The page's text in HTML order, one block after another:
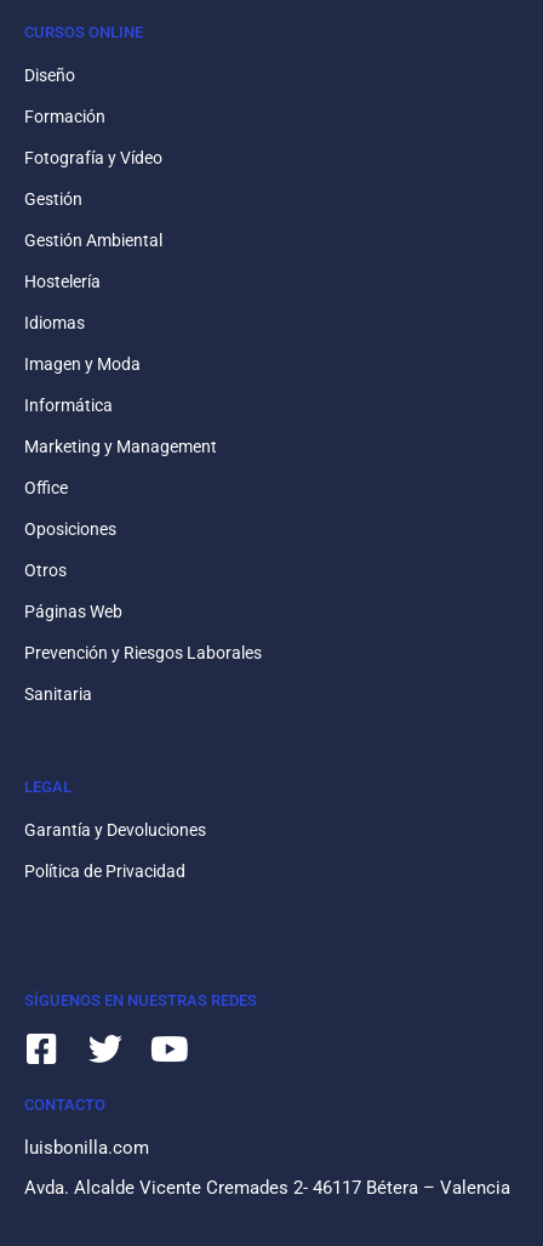
CURSOS ONLINE
Diseño
Formación
Fotografía y Vídeo
Gestión
Gestión Ambiental
Hostelería
Idiomas
Imagen y Moda
Informática
Marketing y Management
Office
Oposiciones
Otros
Páginas Web
Prevención y Riesgos Laborales
Sanitaria
LEGAL
Garantía y Devoluciones
Política de Privacidad
SÍGUENOS EN NUESTRAS REDES
CONTACTO
luisbonilla.com
Avda. Alcalde Vicente Cremades 2- 46117 Bétera – Valencia